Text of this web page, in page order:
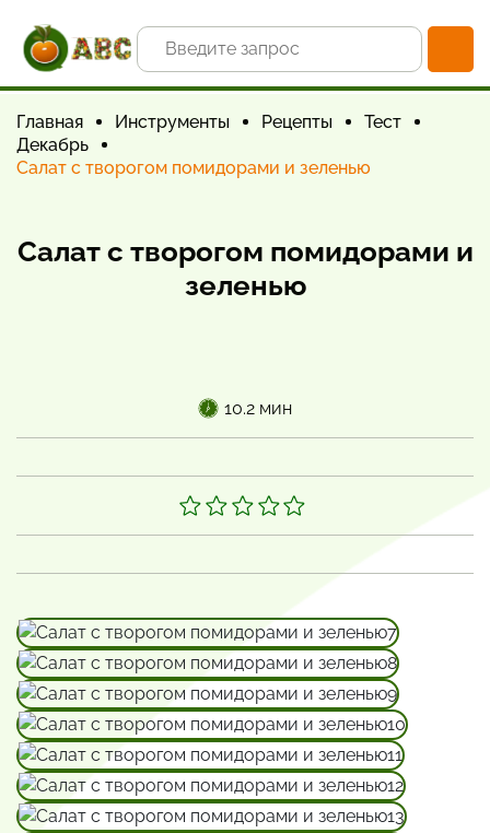
Главная Инструменты Рецепты
Тест
Декабрь
Салат с творогом помидорами и зеленью
Салат с творогом помидорами и
зеленью
10.2 мин